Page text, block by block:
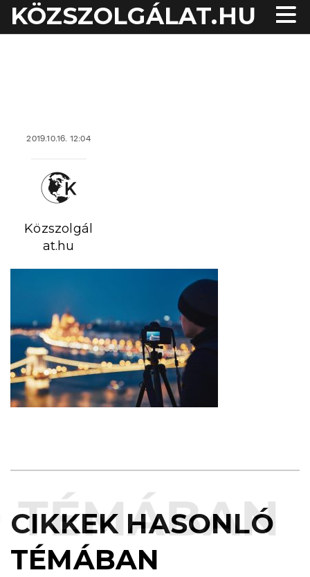
KÖZSZOLGÁLAT.HU
2019.10.16. 12:04
Közszolgál
at.hu
CIKKEK HASONLÓ
TÉMÁBAN